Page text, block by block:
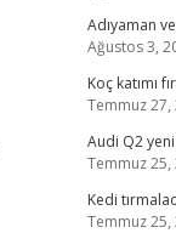
Adıyaman
Ağustos 3,
Koç katımı
Temmuz 27,
Audi Q2 yeni
Temmuz 25,
Kedi
Temmuz 25,